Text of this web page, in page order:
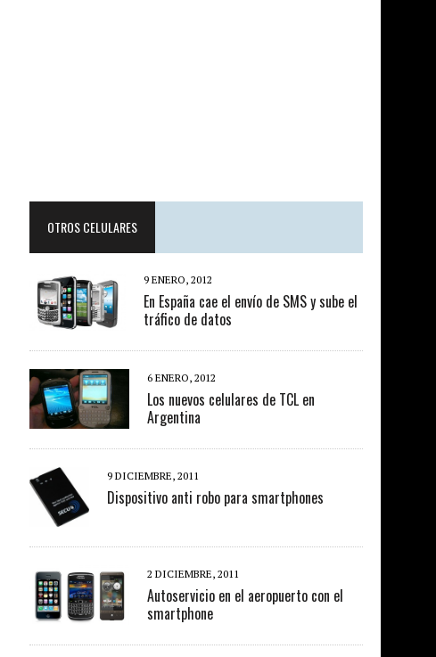
OTROS CELULARES
9 ENERO, 2012
En España cae el envío de SMS y sube el
tráfico de datos
6 ENERO, 2012
Los nuevos celulares de TCL en
Argentina
9 DICIEMBRE, 2011
Dispositivo anti robo para smartphones
2 DICIEMBRE, 2011
Autoservicio en el aeropuerto con el
smartphone